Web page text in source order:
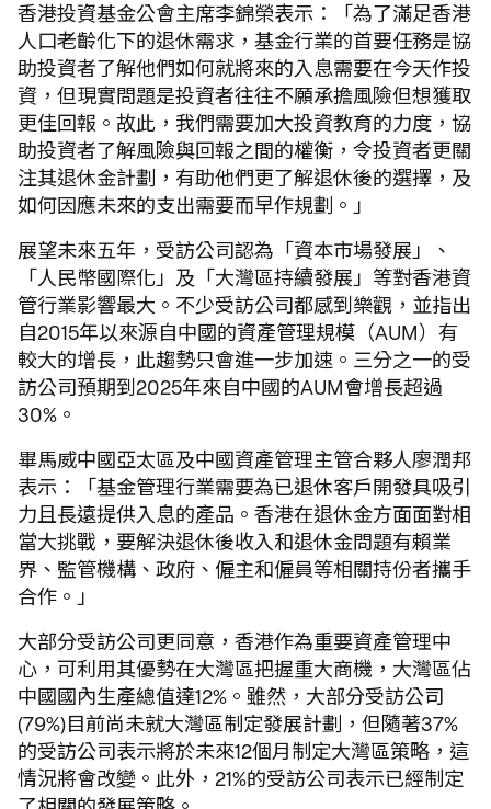
香港投資基金公會主席李錦榮表示：「為了滿足香港
人口老齡化下的退休需求，基金行業的首要任務是協
助投資者了解他們如何就將來的入息需要在今天作投
資，但現實問題是投資者往往不願承擔風險但想獲取
更佳回報。故此，我們需要加大投資教育的力度，協
助投資者了解風險與回報之間的權衡，令投資者更關
注其退休金計劃，有助他們更了解退休後的選擇，及
如何因應未來的支出需要而早作規劃。」
展望未來五年，受訪公司認為「資本市場發展」、
「人民幣國際化」及「大灣區持續發展」等對香港資
管行業影響最大。不少受訪公司都感到樂觀，並指出
自2015年以來源自中國的資產管理規模（AUM）有
較大的增長，此趨勢只會進一步加速。三分之一的受
訪公司預期到2025年來自中國的AUM會增長超過
30%。
畢馬威中國亞太區及中國資產管理主管合夥人廖潤邦
表示：「基金管理行業需要為已退休客戶開發具吸引
力且長遠提供入息的產品。香港在退休金方面面對相
當大挑戰，要解決退休後收入和退休金問題有賴業
界、監管機構、政府、僱主和僱員等相關持份者攜手
合作。」
大部分受訪公司更同意，香港作為重要資產管理中
心，可利用其優勢在大灣區把握重大商機，大灣區佔
中國國內生產總值達12%。雖然，大部分受訪公司
(79%)目前尚未就大灣區制定發展計劃，但隨著37%
的受訪公司表示將於未來12個月制定大灣區策略，這
情況將會改變。此外，21%的受訪公司表示已經制定